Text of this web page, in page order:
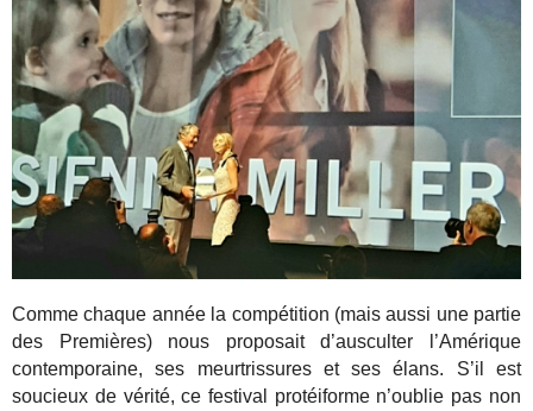
Comme chaque année la compétition (mais aussi une partie
des Premières) nous proposait d’ausculter l’Amérique
contemporaine, ses meurtrissures et ses élans. S’il est
soucieux de vérité, ce festival protéiforme n’oublie pas non